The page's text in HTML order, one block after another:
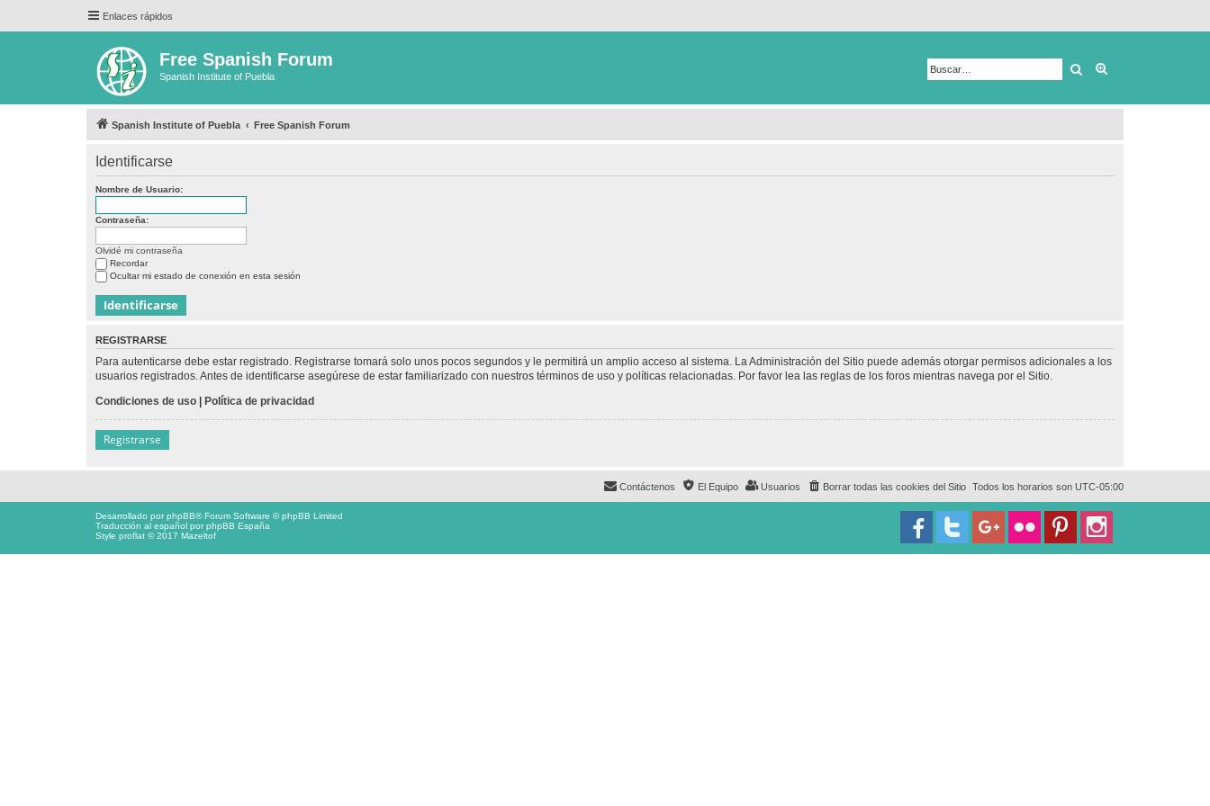
Enlaces rápidos
Free Spanish Forum
Spanish Institute of Puebla Buscar
Spanish Institute of Puebla Free Spanish Forum
Identificarse
Nombre de Usuario:
Contraseña:
Olvidé mi contraseña
Recordar
Ocultar mi estado de conexión en esta sesión
REGISTRARSE
Para autenticarse debe estar registrado. Registrarse tomará solo unos pocos segundos y le permitirá un amplio acceso al sistema. La Administración del Sitio puede además otorgar permisos adicionales a los
usuarios registrados. Antes de identificarse asegúrese de estar familiarizado con nuestros términos de uso y políticas relacionadas. Por favor lea las reglas de los foros mientras navega por el Sitio.
Condiciones de uso | Política de privacidad
Registrarse
Todos los horarios son UTC-05:00
Borrar todas las cookies del Sitio
Usuarios
El Equipo
Contáctenos
Desarrollado porphpBB® Forum Software © phpBB Limited
Traducción al español porphpBB España
Style proflat © 2017 Mazeltof